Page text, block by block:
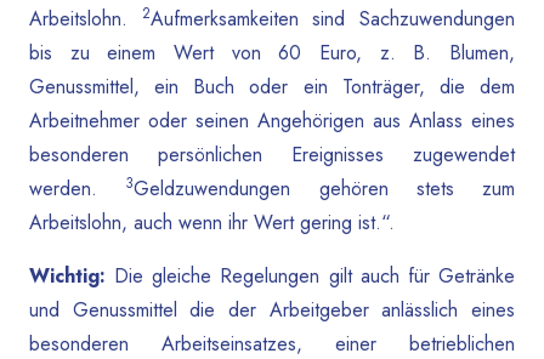
Arbeitslohn.
2Aufmerksamkeiten sind Sachzuwendungen
bis zu einem Wert von 60 Euro, z. B. Blumen,
Genussmittel, ein Buch oder ein Tonträger, die dem
Arbeitnehmer oder seinen Angehörigen aus Anlass eines
besonderen persönlichen Ereignisses zugewendet
werden.
3Geldzuwendungen gehören stets zum
Arbeitslohn, auch wenn ihr Wert gering ist.“.
Wichtig: Die gleiche Regelungen gilt auch für Getränke
und Genussmittel die der Arbeitgeber anlässlich eines
besonderen Arbeitseinsatzes, einer betrieblichen